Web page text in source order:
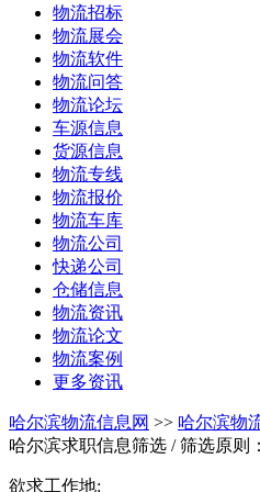
物流招标
物流展会
物流软件
物流问答
物流论坛
车源信息
货源信息
物流专线
物流报价
物流车库
物流公司
快递公司
仓储信息
物流资讯
物流论文
物流案例
更多资讯
哈尔滨物流信息网 >> 哈尔滨物
哈尔滨求职信息筛选 / 筛选原则
欲求工作地: